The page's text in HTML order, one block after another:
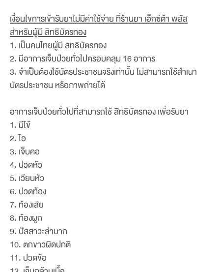
เงื่อนไขการเข้ารับยาไม่มีค่าใช้จ่าย ที่ร้านยา เอ็กซ์ต้า พลัส
สำหรับผู้มี สิทธิบัตรทอง
1. เป็นคนไทยผู้มี สิทธิบัตรทอง
2. มีอาการเจ็บป่วยทั่วไปครอบคลุม 16 อาการ
3. จำเป็นต้องใช้บัตรประชาชนจริงเท่านั้น ไม่สามารถใช้สำเนา
บัตรประชาชน หรือภาพถ่ายได้
อาการเจ็บป่วยทั่วไปที่สามารถใช้ สิทธิบัตรทอง เพื่อรับยา
1. มีไข้
2. ไอ
3. เจ็บคอ
4. ปวดหัว
5. เวียนหัว
6. ปวดท้อง
7. ท้องเสีย
8. ท้องผูก
9. ปัสสาวะลำบาก
10. ตกขาวผิดปกติ
11. ปวดข้อ